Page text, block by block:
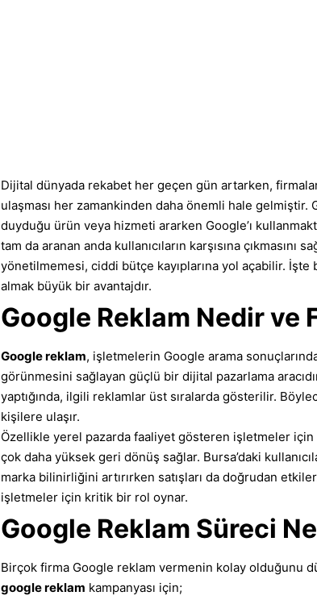
Dijital dünyada rekabet her geçen gün artarken,
ulaşması her zamankinden daha önemli hale gelmiştir.
duyduğu ürün veya hizmeti ararken Google’ı
tam da aranan anda kullanıcıların karşısına
yönetilmemesi, ciddi bütçe kayıplarına yol açabilir.
almak büyük bir avantajdır.
Google Reklam Nedir ve
Google reklam, işletmelerin Google arama
görünmesini sağlayan güçlü bir dijital pazarlama
yaptığında, ilgili reklamlar üst sıralarda gösterilir.
kişilere ulaşır.
Özellikle yerel pazarda faaliyet gösteren işletmeler için
çok daha yüksek geri dönüş sağlar. Bursa’daki
marka bilinirliğini artırırken satışları da doğrudan
işletmeler için kritik bir rol oynar.
Google Reklam Süreci
Birçok firma Google reklam vermenin kolay olduğunu
google reklam kampanyası için;